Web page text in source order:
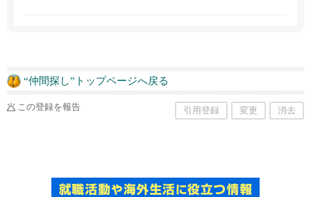
“仲間探し”トップページへ戻る
この登録を報告 引用登録 変更 消去